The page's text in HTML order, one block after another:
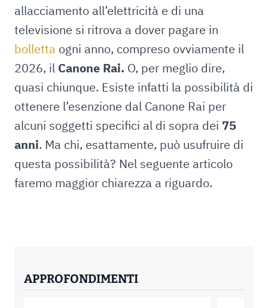
allacciamento all’elettricità e di una
televisione si ritrova a dover pagare in
bolletta ogni anno, compreso ovviamente il
2026, il Canone Rai. O, per meglio dire,
quasi chiunque. Esiste infatti la possibilità di
ottenere l’esenzione dal Canone Rai per
alcuni soggetti specifici al di sopra dei 75
anni. Ma chi, esattamente, può usufruire di
questa possibilità? Nel seguente articolo
faremo maggior chiarezza a riguardo.
APPROFONDIMENTI